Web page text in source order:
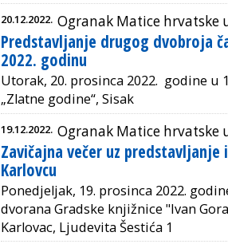
20.12.2022. Ogranak Matice hrvatske
Predstavljanje drugog dvobroja
2022. godinu
Utorak, 20. prosinca 2022. godine u
„Zlatne godine“, Sisak
19.12.2022. Ogranak Matice hrvatske
Zavičajna večer uz predstavljanje
Karlovcu
Ponedjeljak, 19. prosinca 2022.
dvorana Gradske knjižnice "Ivan
Karlovac, Ljudevita Šestića 1